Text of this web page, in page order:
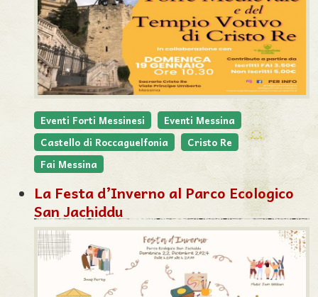
Eventi Forti Messinesi
Eventi Messina
Castello di Roccaguelfonia
Cristo Re
Fai Messina
La Festa d’Inverno al Parco Ecologico
San Jachiddu